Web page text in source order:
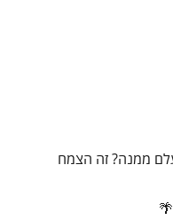
ממנה? זה הצמח